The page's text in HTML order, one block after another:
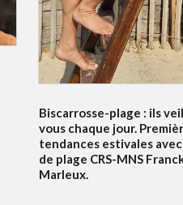
Biscarrosse-plage : ils
vous chaque jour.
tendances estivales
de plage CRS-MNS
Marleux.